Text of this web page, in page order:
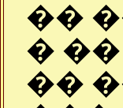
��
�
��